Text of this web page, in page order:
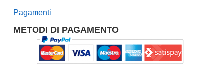
Pagamenti
METODI DI PAGAMENTO